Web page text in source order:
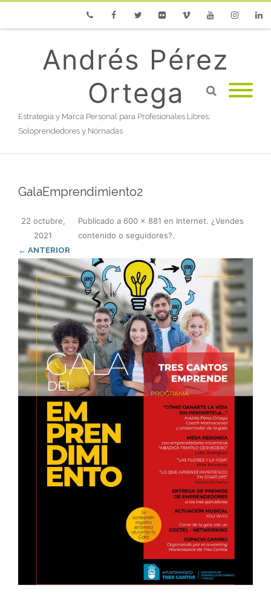
Andrés Pérez
Ortega
Estrategia y Marca Personal para Profesionales Libres,
Soloprendedores y Nómadas
GalaEmprendimiento2
Publicado
22 octubre,
2021
a 600 × 881 en Internet. ¿Vendes
contenido o seguidores?.
← ANTERIOR